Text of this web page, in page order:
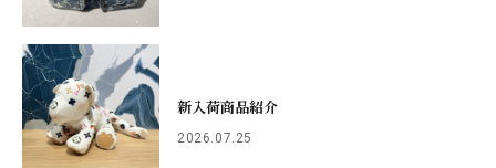
新入荷商品紹介
2026.07.25